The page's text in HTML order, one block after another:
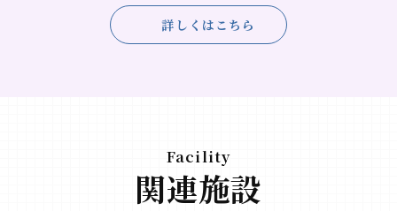
2021.08.12 パーキンの集い
詳しくはこちら
Facility
関連施設